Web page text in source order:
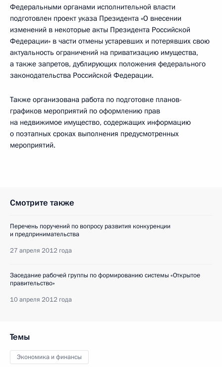
Федеральными органами исполнительной власти
подготовлен проект указа Президента «О внесении
изменений в некоторые акты Президента Российской
Федерации» в части отмены устаревших и потерявших свою
актуальность ограничений на приватизацию имущества,
а также запретов, дублирующих положения федерального
законодательства Российской Федерации.
Также организована работа по подготовке планов-
графиков мероприятий по оформлению прав
на недвижимое имущество, содержащих информацию
о поэтапных сроках выполнения предусмотренных
мероприятий.
Смотрите также
Перечень поручений по вопросу развития конкуренции
и предпринимательства
27 апреля 2012 года
Заседание рабочей группы по формированию системы «Открытое
правительство»
10 апреля 2012 года
Темы
Экономика и финансы